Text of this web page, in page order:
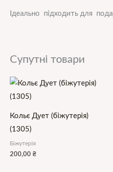
Ідеально підходить для
Супутні товари
Кольє Дует (біжутерія)
(1305)
Біжутерія
200,00 ₴